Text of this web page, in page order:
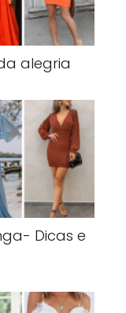
alegria
Dicas e